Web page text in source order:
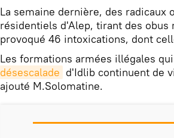
La semaine dernière, des
résidentiels d'Alep, tirant des obus
provoqué 46 intoxications, dont
Les formations armées illégales
désescalade d'Idlib continuent de
ajouté M.Solomatine.